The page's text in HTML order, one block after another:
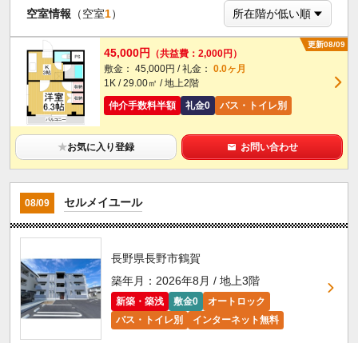
空室情報 （空室1）
更新08/09
45,000円
（共益費：2,000円）
敷金： 45,000円 / 礼金： 0.0ヶ月
1K / 29.00㎡ / 地上2階
仲介手数料半額
礼金0 バス・トイレ別
★お気に入り登録 お問い合わせ
08/09 セルメイユール
長野県長野市鶴賀
築年月：2026年8月 / 地上3階
新築・築浅 敷金0
オートロック
バス・トイレ別
インターネット無料